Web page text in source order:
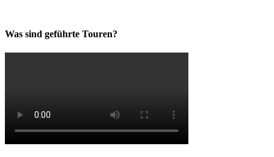
Was sind geführte Touren?